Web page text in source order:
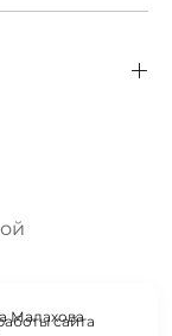
Малахова
сайта